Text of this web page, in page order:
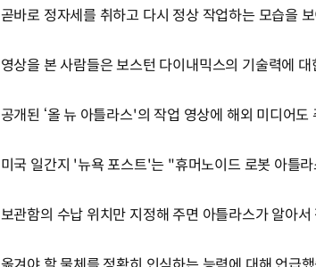
곧바로 정자세를 취하고 다시 정상 작업하는 모습을
영상을 본 사람들은 보스턴 다이내믹스의 기술력에
공개된 ‘올 뉴 아틀라스'의 작업 영상에 해외 미디어도
미국 일간지 '뉴욕 포스트'는 "휴머노이드 로봇 아틀
보관함의 수납 위치만 지정해 주면 아틀라스가 알아